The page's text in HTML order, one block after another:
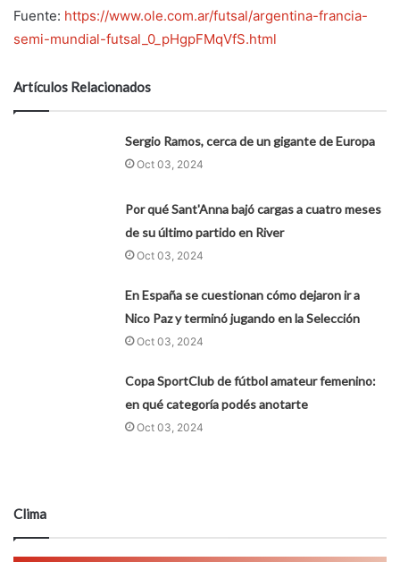
Fuente: https://www.ole.com.ar/futsal/argentina-francia-
semi-mundial-futsal_0_pHgpFMqVfS.html
Artículos Relacionados
Sergio Ramos, cerca de un gigante de Europa
Oct 03, 2024
Por qué Sant'Anna bajó cargas a cuatro meses
de su último partido en River
Oct 03, 2024
En España se cuestionan cómo dejaron ir a
Nico Paz y terminó jugando en la Selección
Oct 03, 2024
Copa SportClub de fútbol amateur femenino:
en qué categoría podés anotarte
Oct 03, 2024
Clima